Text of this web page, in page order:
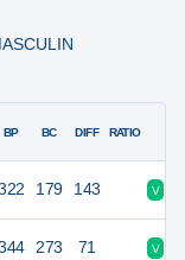
BP BC DIFF RATIO
179 143 V
273 71 V